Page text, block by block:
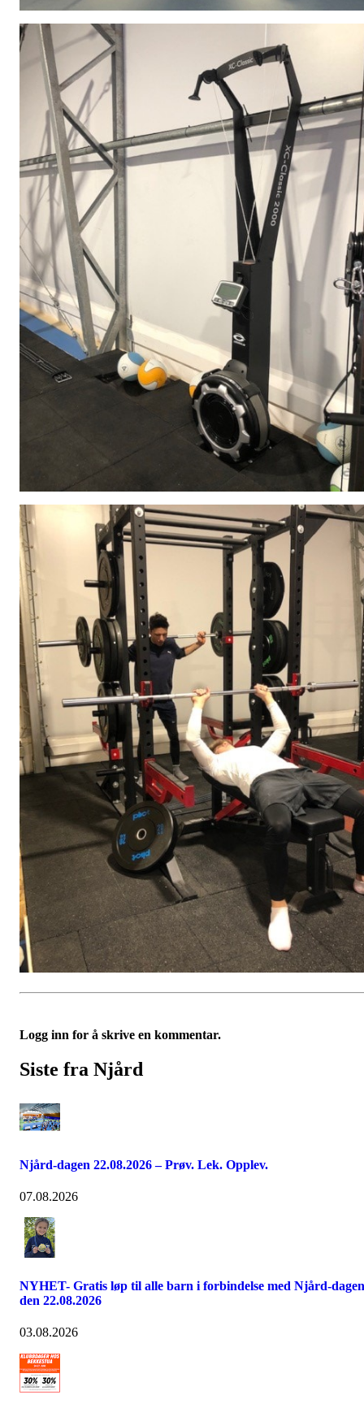
Logg inn for å skrive en kommentar.
Siste fra Njård
Njård-dagen 22.08.2026 – Prøv. Lek. Opplev.
07.08.2026
NYHET- Gratis løp til alle barn i forbindelse med Njård-dagen
den 22.08.2026
03.08.2026